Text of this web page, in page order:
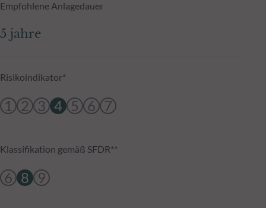
Empfohlene Anlagedauer
5 jahre
Risikoindikator*
1 2 3 4 5 6 7
Klassifikation gemäß SFDR**
6 8 9